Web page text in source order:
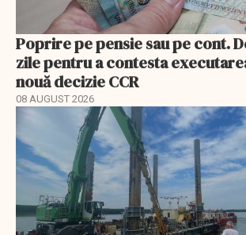
Poprire pe pensie sau pe cont.
zile pentru a contesta
nouă decizie CCR
08 AUGUST 2026